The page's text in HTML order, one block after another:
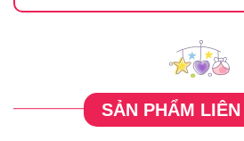
SẢN PHẨM